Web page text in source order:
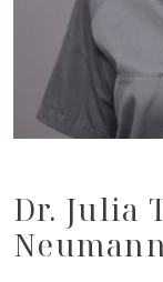
Dr. Julia